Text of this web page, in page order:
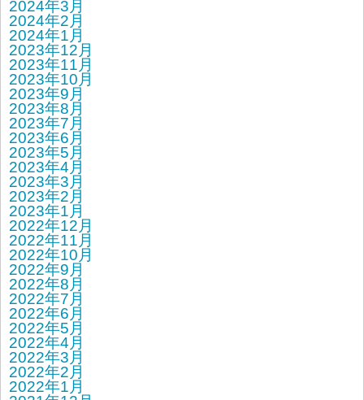
2024年3月
2024年2月
2024年1月
2023年12月
2023年11月
2023年10月
2023年9月
2023年8月
2023年7月
2023年6月
2023年5月
2023年4月
2023年3月
2023年2月
2023年1月
2022年12月
2022年11月
2022年10月
2022年9月
2022年8月
2022年7月
2022年6月
2022年5月
2022年4月
2022年3月
2022年2月
2022年1月